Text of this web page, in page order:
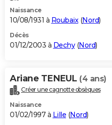
Naissance
10/08/1931 à Roubaix(Nord)
Décès
01/12/2003 à Dechy(Nord)
Ariane TENEUL (4 ans)
Créer une cagnotte obsèques
Naissance
01/02/1997 à Lille (Nord)